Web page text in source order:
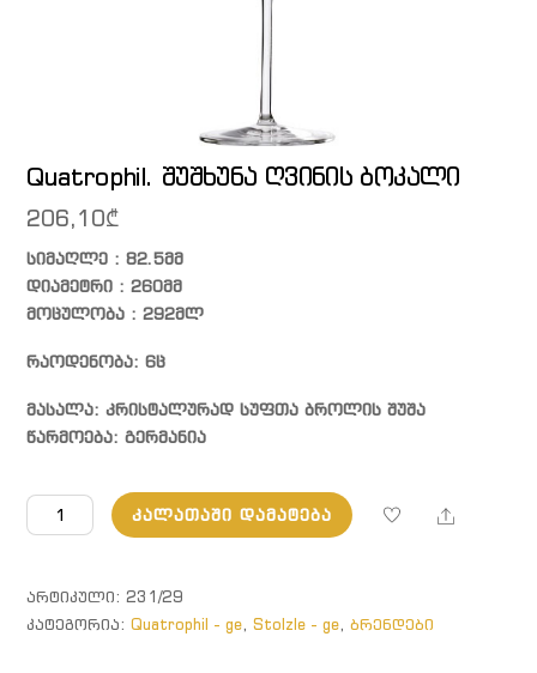
Quatrophil. შუშხუნა ღვინის ბოკალი
206,10₾
სიმაღლე : 82.5მმ
დიამეტრი : 260მმ
მოცულობა : 292მლ
რაოდენობა: 6ც
მასალა: კრისტალურად სუფთა ბროლის შუშა
წარმოება: გერმანია
რაოდენობა:
Quatrophil.
ღვინის
ბოკალი
ᲙᲐᲚᲐᲗᲐᲨᲘ ᲓᲐᲛᲐᲢᲔᲑᲐ Share
ᲐᲠᲢᲘᲙᲣᲚᲘ:231/29
ᲙᲐᲢᲔᲒᲝᲠᲘᲐ:Quatrophil - ge,Stolzle - ge,ბრენდები